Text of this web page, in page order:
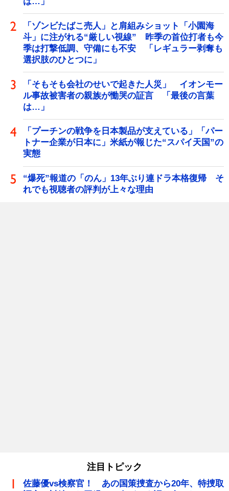
「ゾンビたばこ売人」と肩組みショット「小園海
斗」に注がれる“厳しい視線” 昨季の首位打者も今
季は打撃低調、守備にも不安 「レギュラー剥奪も
選択肢のひとつに」
「そもそも会社のせいで起きた人災」 イオンモー
ル事故被害者の親族が慟哭の証言 「最後の言葉
は…」
「プーチンの戦争を日本製品が支えている」「パー
トナー企業が日本に」米紙が報じた“スパイ天国”の
実態
“爆死”報道の「のん」13年ぶり連ドラ本格復帰 そ
れでも視聴者の評判が上々な理由
注目トピック
佐藤優vs検察官！ あの国策捜査から20年、特捜取